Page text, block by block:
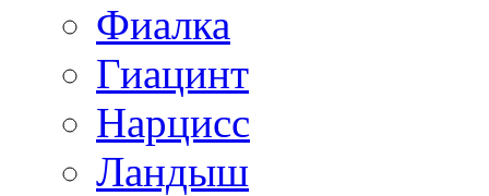
Фиалка
Гиацинт
Нарцисс
Ландыш